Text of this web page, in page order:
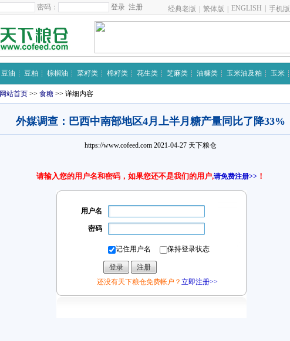
密码： 注册 经典老版 繁体版 ENGLISH 手机版
豆油 豆粕 棕榈油 菜籽类 棉籽类 花生类 芝麻类 油糠类 玉米油及粕 玉米
网站首页 >> 食糖 >> 详细内容
外媒调查：巴西中南部地区4月上半月糖产量同比了降33%
https://www.cofeed.com 2021-04-27 天下粮仓
请输入您的用户名和密码，如果您还不是我们的用户,请免费注册>> ！
用户名
密码
记住用户名 保持登录状态
还没有天下粮仓免费帐户？ 立即注册>>